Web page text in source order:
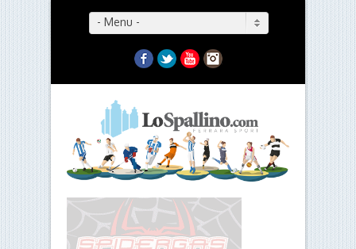
- Menu -
Facebook
TwitterYouTubeInstagram